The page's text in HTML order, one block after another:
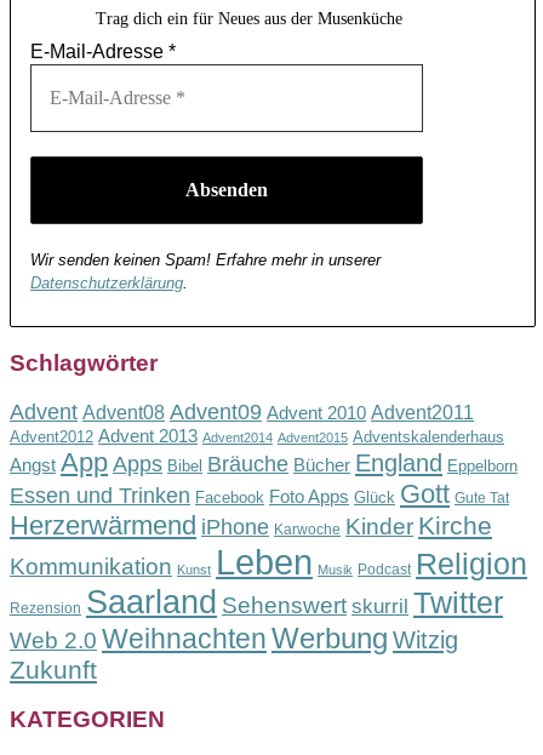
Trag dich ein für Neues aus der Musenküche
E-Mail-Adresse *
Wir senden keinen Spam! Erfahre mehr in unserer
Datenschutzerklärung.
Schlagwörter
Advent Advent08 Advent09 Advent 2010 Advent2011
Advent2012 Advent 2013 Advent2014 Advent2015 Adventskalenderhaus
Angst App Apps Bibel Bräuche Bücher England Eppelborn
Essen und Trinken Facebook Foto Apps Glück Gott Gute Tat
Herzerwärmend iPhone Karwoche Kinder Kirche
Kommunikation Kunst Leben Musik Podcast Religion
Rezension Saarland Sehenswert skurril Twitter
Web 2.0 WeihnachtenWerbung Witzig
Zukunft
KATEGORIEN